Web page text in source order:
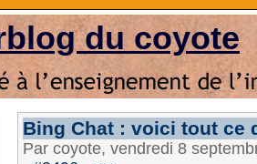
du coyote
Bing Chat : voici tout ce
Par coyote, vendredi 8